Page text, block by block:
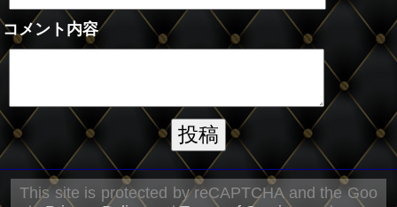
コメント内容
This site is protected by reCAPTCHA and the Goo